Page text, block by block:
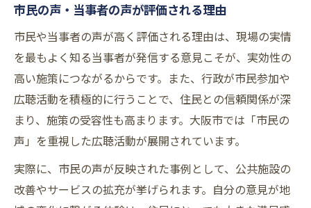
市民の声・当事者の声が評価される理由
市民や当事者の声が高く評価される理由は、現場の実情
を最もよく知る当事者が発信する意見こそが、実効性の
高い施策につながるからです。また、行政が市民参加や
広聴活動を積極的に行うことで、住民との信頼関係が深
まり、施策の受容性も高まります。大阪市では「市民の
声」を重視した広聴活動が展開されています。
実際に、市民の声が反映された事例として、公共施設の
改善やサービスの拡充が挙げられます。自分の意見が地